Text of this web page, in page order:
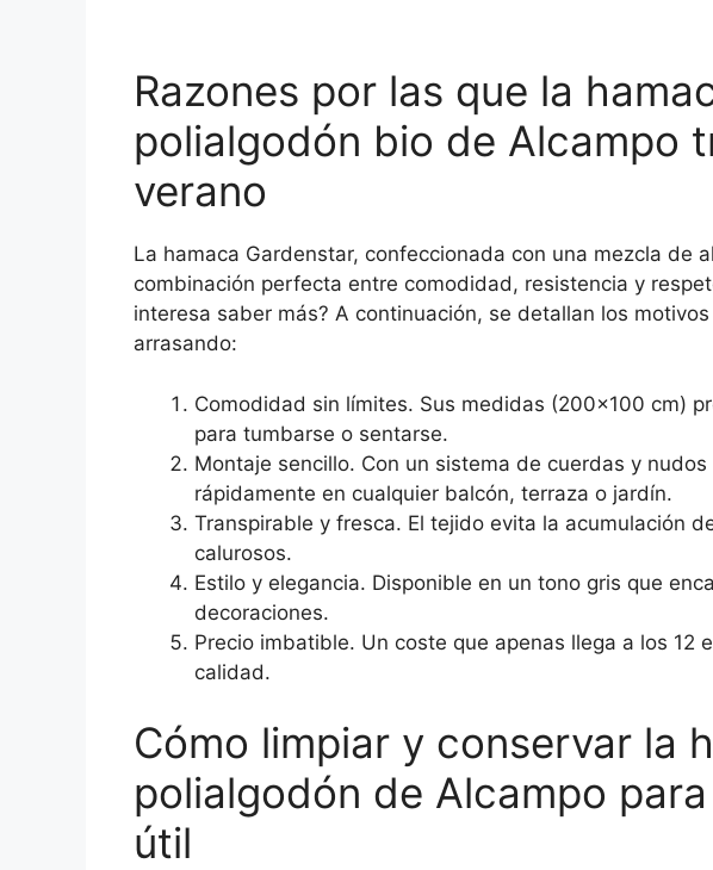
Razones por las que la
polialgodón bio de Alcampo
verano
La hamaca Gardenstar, confeccionada con una mezcla de
combinación perfecta entre comodidad, resistencia y
interesa saber más? A continuación, se detallan los
arrasando:
Comodidad sin límites. Sus medidas (200×100 cm)
para tumbarse o sentarse.
Montaje sencillo. Con un sistema de cuerdas y
rápidamente en cualquier balcón, terraza o jardín.
Transpirable y fresca. El tejido evita la acumulación
calurosos.
Estilo y elegancia. Disponible en un tono gris que
decoraciones.
Precio imbatible. Un coste que apenas llega a los 12
calidad.
Cómo limpiar y conservar la
polialgodón de Alcampo
útil